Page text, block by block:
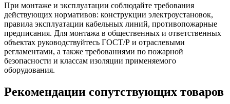
При монтаже и эксплуатации соблюдайте требования
действующих нормативов: конструкции электроустановок,
правила эксплуатации кабельных линий, противопожарные
предписания. Для монтажа в общественных и ответственных
объектах руководствуйтесь ГОСТ/Р и отраслевыми
регламентами, а также требованиями по пожарной
безопасности и классам изоляции применяемого
оборудования.
Рекомендации сопутствующих товаров